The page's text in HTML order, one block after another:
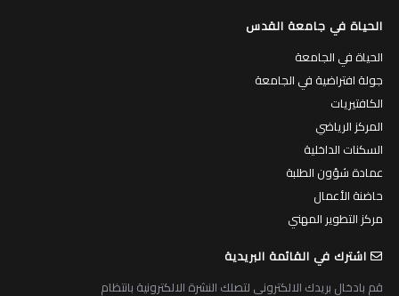
الحياة في جامعة القدس
الحياة في الجامعة
جولة افتراضية في الجامعة
الكافتيريات
المركز الرياضي
السكنات الداخلية
عمادة شؤون الطلبة
حاضنة الأعمال
مركز التطوير المهني
اشترك في القائمة البريدية
قم بادخال بريدك الالكتروني لتصلك النشرة الالكترونية بانتظام